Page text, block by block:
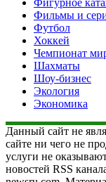
Фильмы и
Футбол
Хоккей
Чемпионат
Шахматы
Шоу-бизнес
Экология
Экономика
Данный сайт не
сайте ни чего не
услуги не
новостей RSS